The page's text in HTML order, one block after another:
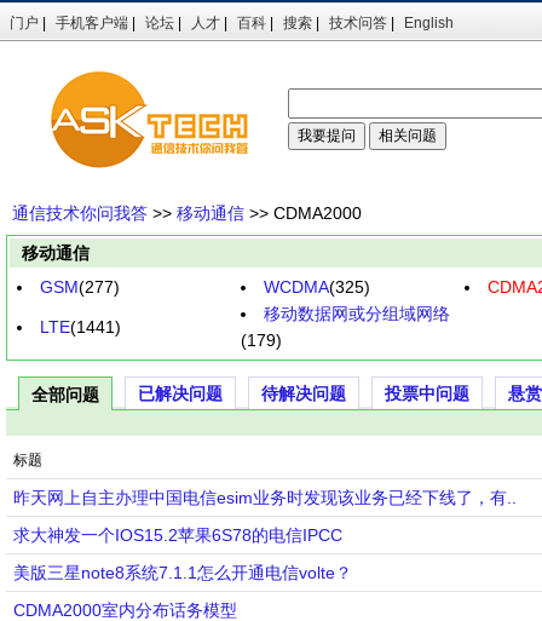
门户 手机客户端 论坛 人才 百科 搜索 技术问答 English
通信技术你问我答 >> 移动通信 >> CDMA2000
移动通信
GSM(277) WCDMA(325)
LTE(1441)
移动数据网或分组域网络
(179)
全部问题 已解决问题 待解决问题 投票中问题 悬
标题
昨天网上自主办理中国电信esim业务时发现该业务已经下线了，有..
求大神发一个IOS15.2苹果6S78的电信IPCC
美版三星note8系统7.1.1怎么开通电信volte？
CDMA2000室内分布话务模型